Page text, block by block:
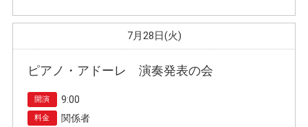
7月28日(火)
ピアノ・アドーレ 演奏発表の会
開演 9:00
料金 関係者